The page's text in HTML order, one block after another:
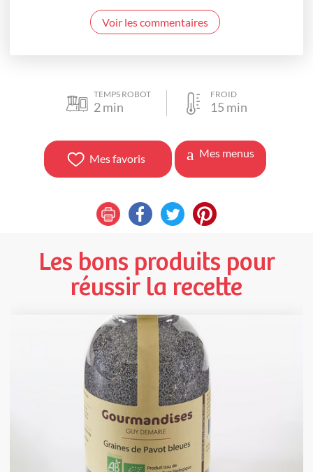
Voir les commentaires
TEMPS ROBOT
2min
FROID
15 min
Mes favoris Mes menus
Les bons produits pour
réussir la recette